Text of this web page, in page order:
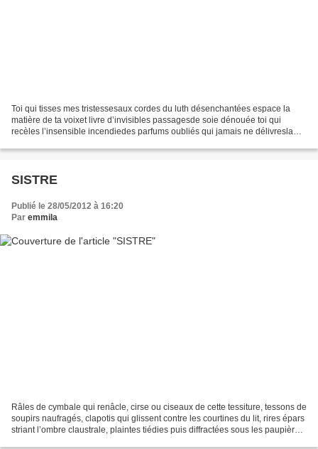
Toi qui tisses mes tristessesaux cordes du luth désenchantées espace la
matière de ta voixet livre d’invisibles passagesde soie dénouée toi qui
recèles l’insensible incendiedes parfums oubliés qui jamais ne délivresla
SISTRE
Publié le 28/05/2012 à 16:20
Par emmila
Râles de cymbale qui renâcle, cirse ou ciseaux de cette tessiture, tessons de
soupirs naufragés, clapotis qui glissent contre les courtines du lit, rires épars
striant l’ombre claustrale, plaintes tiédies puis diffractées sous les paupières